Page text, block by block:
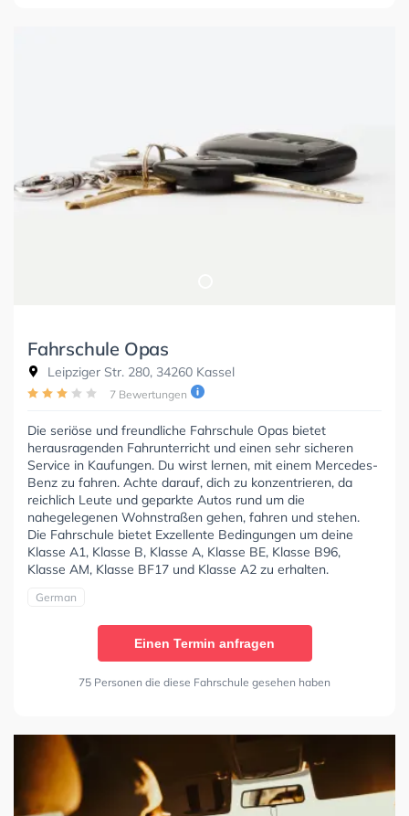
Fahrschule Opas
Leipziger Str. 280, 34260 Kassel
7 Bewertungen
Die seriöse und freundliche Fahrschule Opas bietet
herausragenden Fahrunterricht und einen sehr sicheren
Service in Kaufungen. Du wirst lernen, mit einem Mercedes-
Benz zu fahren. Achte darauf, dich zu konzentrieren, da
reichlich Leute und geparkte Autos rund um die
nahegelegenen Wohnstraßen gehen, fahren und stehen.
Die Fahrschule bietet Exzellente Bedingungen um deine
Klasse A1, Klasse B, Klasse A, Klasse BE, Klasse B96,
Klasse AM, Klasse BF17 und Klasse A2 zu erhalten.
German
Einen Termin anfragen
75 Personen die diese Fahrschule gesehen haben